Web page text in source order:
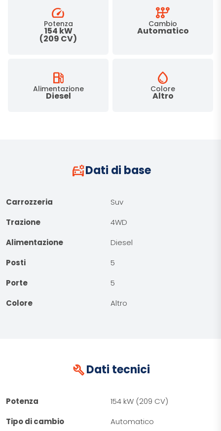
speed
Potenza
154 kW
(209 CV)
auto_transmission
Cambio
Automatico
local_gas_station
Alimentazione
Diesel
water_drop
Colore
Altro
car_gearDati di base
Carrozzeria
Suv
Trazione
4WD
Alimentazione
Diesel
Posti
5
Porte
5
Colore
Altro
buildDati tecnici
Potenza
154 kW (209 CV)
Tipo di cambio
Automatico